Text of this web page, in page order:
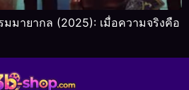
มมายากล (2025): เมื่อความจริงคือ